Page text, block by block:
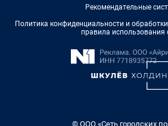
Рекомендательные
Политика конфиденциальности и
правила использования
© ООО «Сеть городских